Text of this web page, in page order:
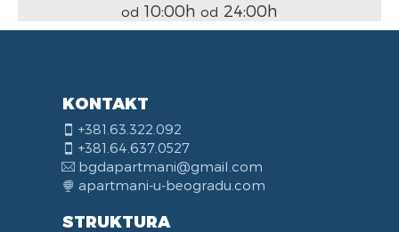
od 10:00h od 24:00h
KONTAKT
+381.63.322.092
+381.64.637.0527
bgdapartmani@gmail.com
apartmani-u-beogradu.com
STRUKTURA